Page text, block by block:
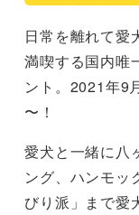
日常を離れて愛
満喫する国内唯
ント。2021年9
〜！
愛犬と一緒に八
ング、ハンモッ
びり派」まで愛